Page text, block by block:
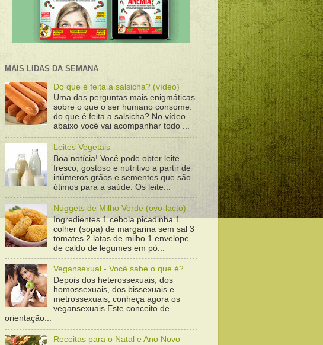
MAIS LIDAS DA SEMANA
Do que é feita a salsicha? (vídeo)
Uma das perguntas mais enigmáticas
sobre o que o ser humano consome:
do que é feita a salsicha? No vídeo
abaixo você vai acompanhar todo ...
Leites Vegetais
Boa notícia! Você pode obter leite
fresco, gostoso e nutritivo a partir de
inúmeros grãos e sementes que são
ótimos para a saúde. Os leite...
Nuggets de Milho Verde (ovo-lacto)
Ingredientes 1 cebola picadinha 1
colher (sopa) de margarina sem sal 3
tomates 2 latas de milho 1 envelope
de caldo de legumes em pó...
Vegansexual - Você sabe o que é?
Depois dos heterossexuais, dos
homossexuais, dos bissexuais e
metrossexuais, conheça agora os
vegansexuais Este conceito de
orientação...
Receitas para o Natal e Ano Novo